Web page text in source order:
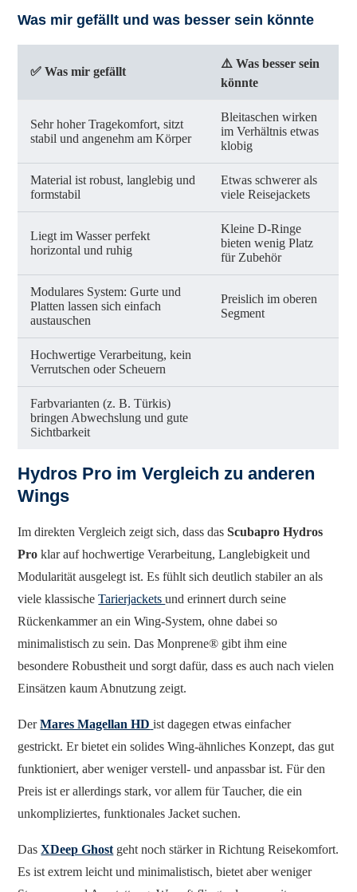
Was mir gefällt und was besser sein könnte
✅Was mir gefällt
⚠️Was besser sein
könnte
Sehr hoher Tragekomfort, sitzt
stabil und angenehm am Körper
Bleitaschen wirken
im Verhältnis etwas
klobig
Material ist robust, langlebig und
formstabil
Etwas schwerer als
viele Reisejackets
Liegt im Wasser perfekt
horizontal und ruhig
Kleine D-Ringe
bieten wenig Platz
für Zubehör
Modulares System: Gurte und
Platten lassen sich einfach
austauschen
Preislich im oberen
Segment
Hochwertige Verarbeitung, kein
Verrutschen oder Scheuern
Farbvarianten (z. B. Türkis)
bringen Abwechslung und gute
Sichtbarkeit
Hydros Pro im Vergleich zu anderen
Wings
Im direkten Vergleich zeigt sich, dass dasScubapro Hydros
Pro klar auf hochwertige Verarbeitung, Langlebigkeit und
Modularität ausgelegt ist. Es fühlt sich deutlich stabiler an als
viele klassischeTarierjacketsund erinnert durch seine
Rückenkammer an ein Wing-System, ohne dabei so
minimalistisch zu sein. Das Monprene® gibt ihm eine
besondere Robustheit und sorgt dafür, dass es auch nach vielen
Einsätzen kaum Abnutzung zeigt.
DerMares Magellan HD ist dagegen etwas einfacher
gestrickt. Er bietet ein solides Wing-ähnliches Konzept, das gut
funktioniert, aber weniger verstell- und anpassbar ist. Für den
Preis ist er allerdings stark, vor allem für Taucher, die ein
unkompliziertes, funktionales Jacket suchen.
DasXDeep Ghost geht noch stärker in Richtung Reisekomfort.
Es ist extrem leicht und minimalistisch, bietet aber weniger